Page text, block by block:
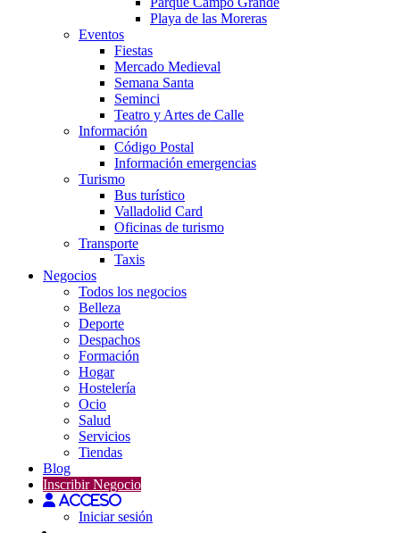
Playa de las Moreras
Eventos
Fiestas
Mercado Medieval
Semana Santa
Seminci
Teatro y Artes de Calle
Información
Código Postal
Información emergencias
Turismo
Bus turístico
Valladolid Card
Oficinas de turismo
Transporte
Taxis
Negocios
Todos los negocios
Belleza
Deporte
Despachos
Formación
Hogar
Hostelería
Ocio
Salud
Servicios
Tiendas
Blog
Inscribir Negocio
Acceso
Iniciar sesión